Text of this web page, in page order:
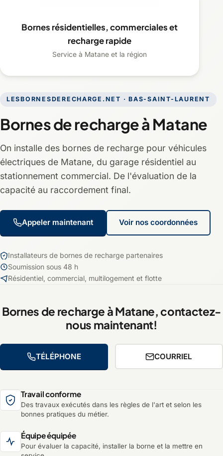
LESBORNESDERECHARGE.NET · BAS-SAINT-LAURENT
Bornes de recharge à Matane
On installe des bornes de recharge pour véhicules
électriques de Matane, du garage résidentiel au
stationnement commercial. De l'évaluation de la
capacité au raccordement final.
Appeler maintenant Voir nos coordonnées
Installateurs de bornes de recharge partenaires
Soumission sous 48 h
Résidentiel, commercial, multilogement et flotte
Bornes résidentielles, commerciales et
recharge rapide
Service à Matane et la région
Bornes de recharge à Matane, contactez-
nous maintenant!
TÉLÉPHONE COURRIEL
Travail conforme
Des travaux exécutés dans les règles de l'art et selon les
bonnes pratiques du métier.
Équipe équipée
Pour évaluer la capacité, installer la borne et la mettre en